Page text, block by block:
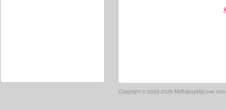
Copyright © 2003-2026